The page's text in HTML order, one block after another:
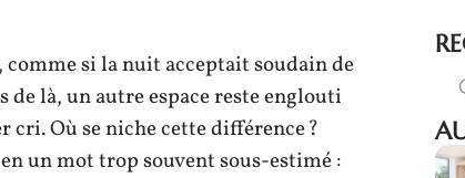
si la nuit acceptait soudain de
de là, un autre espace reste englouti
Où se niche cette différence ?
un mot trop souvent sous-estimé :